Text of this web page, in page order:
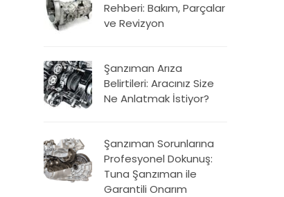
Rehberi: Bakım, Parçalar
ve Revizyon
Şanzıman Arıza
Belirtileri: Aracınız Size
Ne Anlatmak İstiyor?
Şanzıman Sorunlarına
Profesyonel Dokunuş:
Tuna Şanzıman ile
Garantili Onarım